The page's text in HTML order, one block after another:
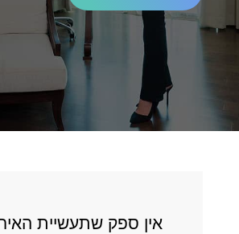
אין ספק שתעשיית